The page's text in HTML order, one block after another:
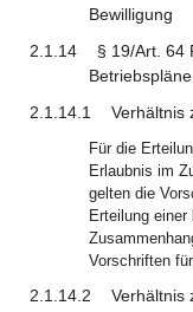
Bewilligung
2.1.14
§ 19/Art. 64
Betriebspläne
2.1.14.1
Verhältnis
Für die
Erlaubnis im
gelten die
Erteilung
Vorschriften
2.1.14.2 Verhältnis